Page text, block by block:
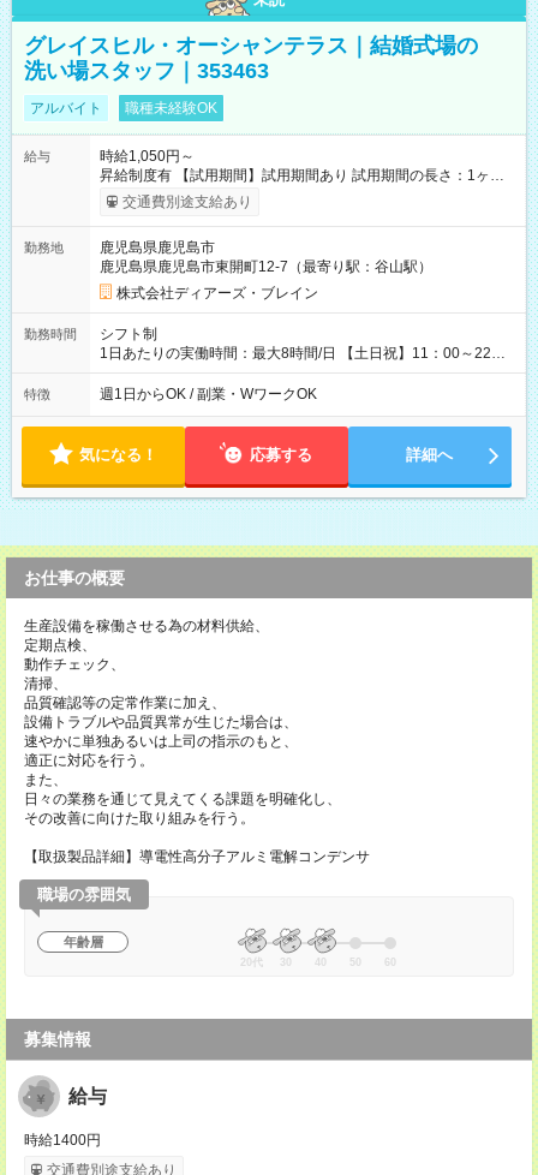
グレイスヒル・オーシャンテラス｜結婚式場の
洗い場スタッフ｜353463
アルバイト 職種未経験OK
給与
時給1,050円～
昇給制度有 【試用期間】試用期間あり 試用期間の長さ：1ヶ月
雇用形態、給与は本採用時と同じです。
交通費別途支給あり
勤務地
鹿児島県鹿児島市
鹿児島県鹿児島市東開町12-7（最寄り駅：谷山駅）
株式会社ディアーズ・ブレイン
勤務時間
シフト制
1日あたりの実働時間：最大8時間/日 【土日祝】11：00～22：
00/実働6～8時間 週1～2日勤務相談可 【勤務期間】6か月以上
特徴 週1日からOK / 副業・WワークOK
気になる！ 応募する 詳細へ
お仕事の概要
生産設備を稼働させる為の材料供給、
定期点検、
動作チェック、
清掃、
品質確認等の定常作業に加え、
設備トラブルや品質異常が生じた場合は、
速やかに単独あるいは上司の指示のもと、
適正に対応を行う。
また、
日々の業務を通じて見えてくる課題を明確化し、
その改善に向けた取り組みを行う。
【取扱製品詳細】導電性高分子アルミ電解コンデンサ
職場の雰囲気
年齢層
20代 30 40 50 60
募集情報
給与
時給1400円
交通費別途支給あり